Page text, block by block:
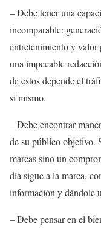
– Debe tener una
incomparable:
entretenimiento y valor
una impecable
de estos depende el
sí mismo.
– Debe encontrar
de su público objetivo.
marcas sino un
día sigue a la marca,
información y dándole
– Debe pensar en el